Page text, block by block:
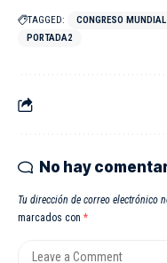
TAGGED: CONGRESO
PORTADA2
No hay
Tu dirección de correo electrónico
marcados con *